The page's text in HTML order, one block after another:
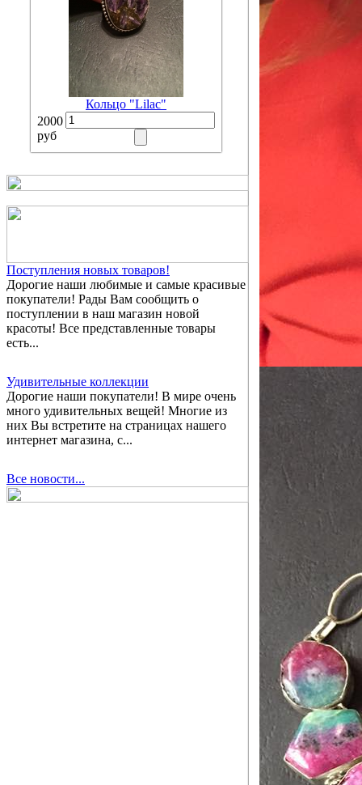
Кольцо "Lilac"
2000
руб
Поступления новых товаров!
Дорогие наши любимые и самые красивые
покупатели! Рады Вам сообщить о
поступлении в наш магазин новой
красоты! Все представленные товары
есть...
Удивительные коллекции
Дорогие наши покупатели! В мире очень
много удивительных вещей! Многие из
них Вы встретите на страницах нашего
интернет магазина, с...
Все новости...